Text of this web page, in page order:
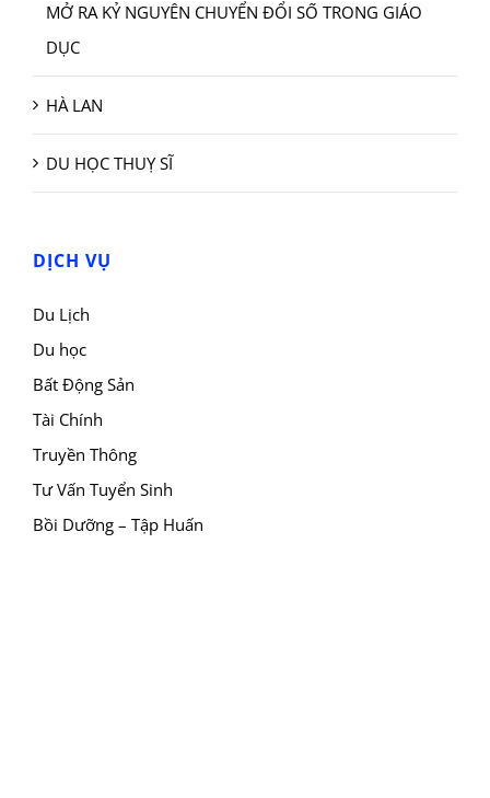
MỞ RA KỶ NGUYÊN CHUYỂN ĐỔI SỐ TRONG GIÁO
DỤC
HÀ LAN
DU HỌC THUỴ SĨ
DỊCH VỤ
Du Lịch
Du học
Bất Động Sản
Tài Chính
Truyền Thông
Tư Vấn Tuyển Sinh
Bồi Dưỡng – Tập Huấn